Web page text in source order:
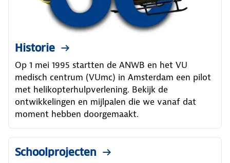
Historie
Op 1 mei 1995 startten de ANWB en het VU
medisch centrum (VUmc) in Amsterdam een pilot
met helikopterhulpverlening. Bekijk de
ontwikkelingen en mijlpalen die we vanaf dat
moment hebben doorgemaakt.
Schoolprojecten